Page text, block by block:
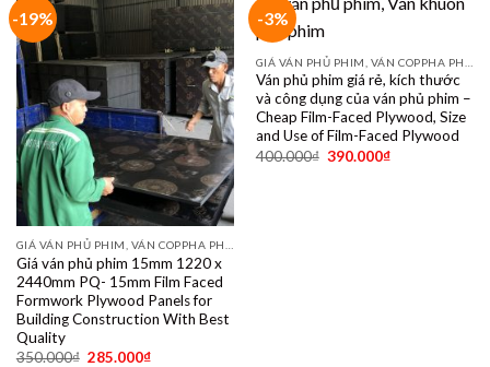
-19%
Giá ván phủ phim 15mm 1220 x
2440mm PQ- 15mm Film Faced
Formwork Plywood Panels for
Building Construction With Best
Quality
350.000₫ 285.000₫
-3%
Ván phủ phim giá rẻ, kích thước
và công dụng của ván phủ phim –
Cheap Film-Faced Plywood, Size
and Use of Film-Faced Plywood
400.000₫ 390.000₫